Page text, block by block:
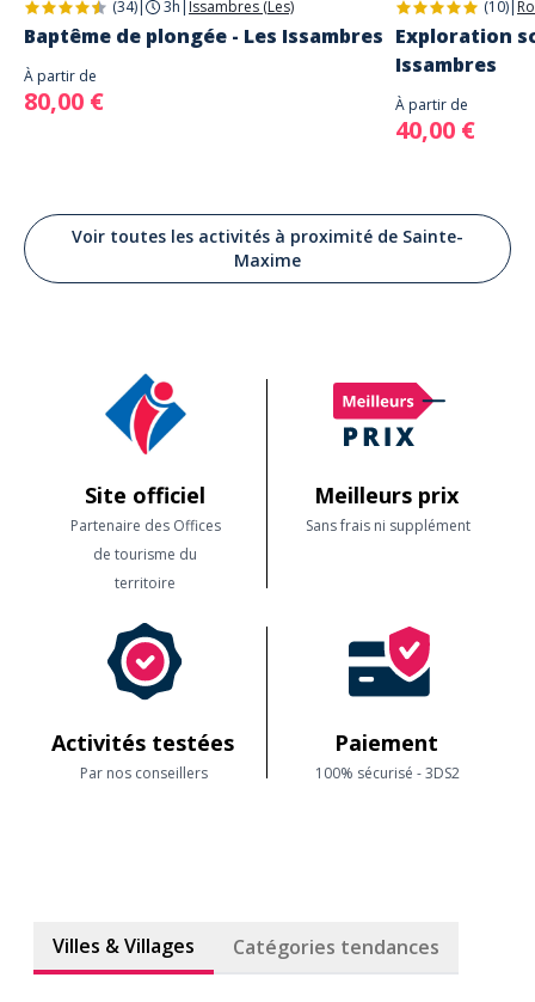
(34) 3h Issambres (Les)
Baptême de plongée - Les Issambres
À partir de
80,00 €
(10)
Exploration
Issambres
À partir de
40,00 €
Voir toutes les activités à proximité de Sainte-
Maxime
Site officiel
Partenaire des Offices
de tourisme du
territoire
Meilleurs prix
Sans frais ni supplément
Activités testées
Par nos conseillers
Paiement
100% sécurisé - 3DS2
Villes & Villages Catégories tendances